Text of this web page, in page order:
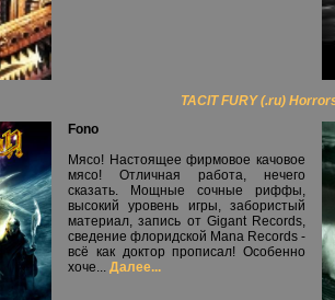
TACIT FURY (.ru)
Fono
Мясо! Настоящее фирмовое качовое
мясо! Отличная работа, нечего
сказать. Мощные сочные риффы,
высокий уровень игры, забористый
материал, запись от Gigant Records,
сведение флоридской Mana Records -
всё как доктор прописал! Особенно
хоче... Далее...